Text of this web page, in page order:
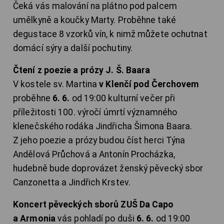
Čeká vás malování na plátno pod palcem
umělkyně a koučky Marty. Proběhne také
degustace 8 vzorků vín, k nimž můžete ochutnat
domácí sýry a další pochutiny.
Čtení z poezie a prózy J. Š. Baara
V kostele sv. Martinav Klenčí pod Čerchovem
proběhne 6. 6. od 19:00 kulturní večer při
příležitosti 100. výročí úmrtí významného
klenečského rodáka Jindřicha Šimona Baara.
Z jeho poezie a prózy budou číst herci Týna
Andělová Průchová a Antonín Procházka,
hudebně bude doprovázet ženský pěvecký sbor
Canzonetta a Jindřich Krstev.
Koncert pěveckých sborů ZUŠ Da Capo
a Armonia vás pohladí po duši 6. 6. od 19:00